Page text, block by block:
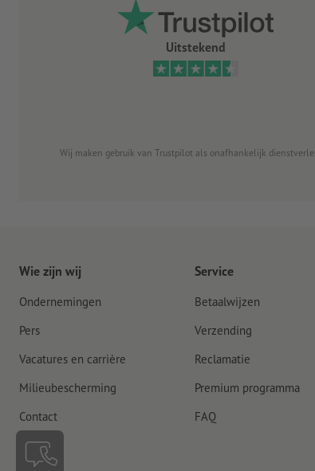
Uitstekend
Wij maken gebruik van Trustpilot als onafhankelijk
Wie zijn wij
Ondernemingen
Pers
Vacatures en carrière
Milieubescherming
Contact
Service
Betaalwijzen
Verzending
Reclamatie
Premium programma
FAQ